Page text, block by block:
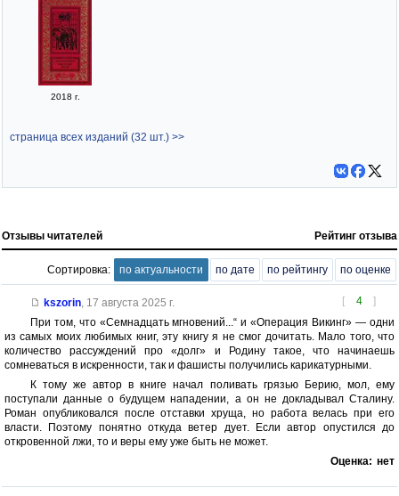
2018 г.
страница всех изданий (32 шт.) >>
Отзывы читателей Рейтинг отзыва
Сортировка: по актуальности по дате по рейтингу по оценке
[ 4 ]
kszorin, 17 августа 2025 г.
При том, что «Семнадцать мгновений...“ и «Операция Викинг» — одни
из самых моих любимых книг, эту книгу я не смог дочитать. Мало того, что
количество рассуждений про «долг» и Родину такое, что начинаешь
сомневаться в искренности, так и фашисты получились карикатурными.
К тому же автор в книге начал поливать грязью Берию, мол, ему
поступали данные о будущем нападении, а он не докладывал Сталину.
Роман опубликовался после отставки хруща, но работа велась при его
власти. Поэтому понятно откуда ветер дует. Если автор опустился до
откровенной лжи, то и веры ему уже быть не может.
Оценка: нет